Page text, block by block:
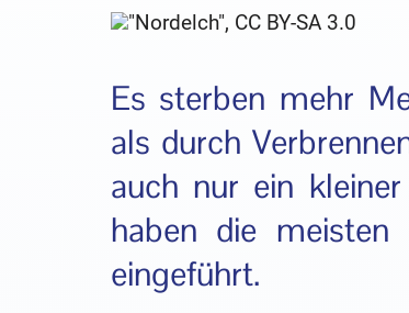
Es sterben mehr
als durch
auch nur ein
haben die meisten
eingeführt.